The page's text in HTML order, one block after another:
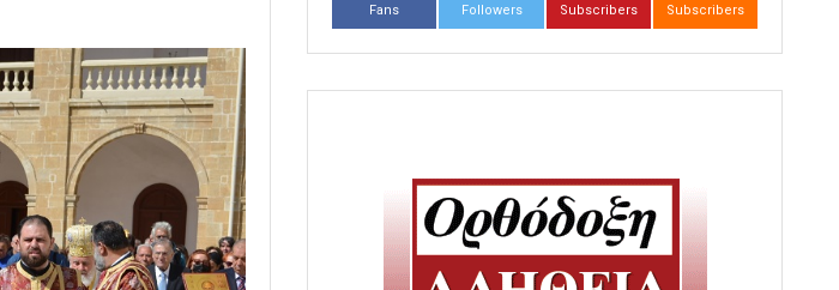
Fans Followers Subscribers Subscribers